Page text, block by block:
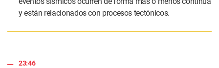
y están relacionados con procesos tectónicos.
23:46